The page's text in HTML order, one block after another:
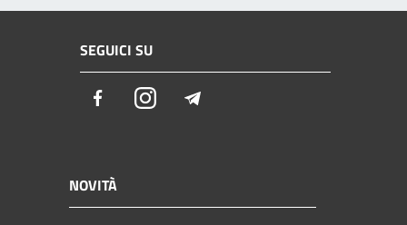
SEGUICI SU
FacebookInstagram
NOVITÀ